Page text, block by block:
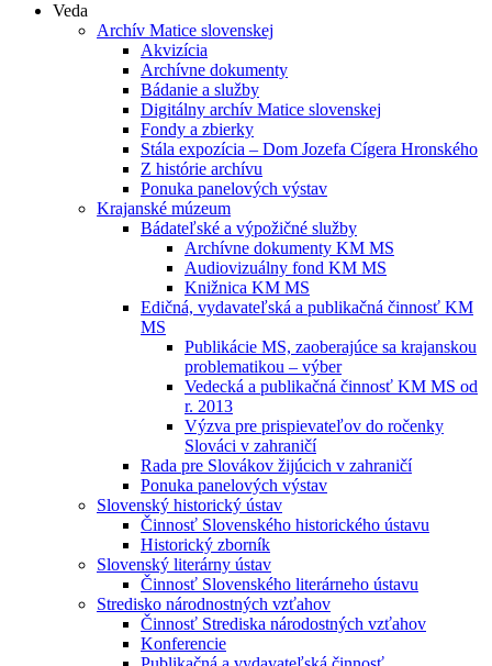
Veda
Archív Matice slovenskej
Akvizícia
Archívne dokumenty
Bádanie a služby
Digitálny archív Matice slovenskej
Fondy a zbierky
Stála expozícia – Dom Jozefa Cígera Hronského
Z histórie archívu
Ponuka panelových výstav
Krajanské múzeum
Bádateľské a výpožičné služby
Archívne dokumenty KM MS
Audiovizuálny fond KM MS
Knižnica KM MS
Edičná, vydavateľská a publikačná činnosť KM
MS
Publikácie MS, zaoberajúce sa krajanskou
problematikou – výber
Vedecká a publikačná činnosť KM MS od
r. 2013
Výzva pre prispievateľov do ročenky
Slováci v zahraničí
Rada pre Slovákov žijúcich v zahraničí
Ponuka panelových výstav
Slovenský historický ústav
Činnosť Slovenského historického ústavu
Historický zborník
Slovenský literárny ústav
Činnosť Slovenského literárneho ústavu
Stredisko národnostných vzťahov
Činnosť Strediska národostných vzťahov
Konferencie